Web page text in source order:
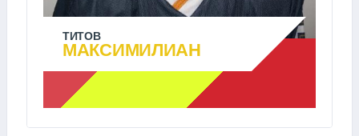
ТИТОВ
МАКСИМИЛИАН